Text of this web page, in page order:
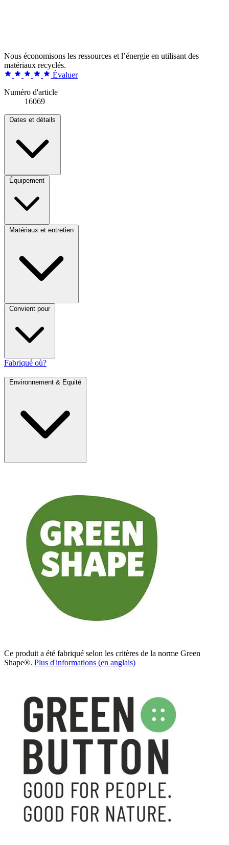
Nous économisons les ressources et l’énergie en utilisant des
matériaux recyclés.
Évaluer
Numéro d'article
16069
Dates et détails
Équipement
Matériaux et entretien
Convient pour
Fabriqué où?
Environnement & Equité
Ce produit a été fabriqué selon les critères de la norme Green
Shape®. Plus d'informations (en anglais)